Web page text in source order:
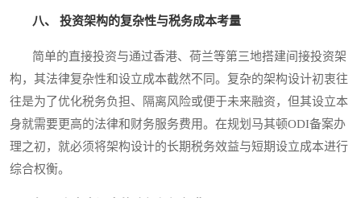
八、 投资架构的复杂性与税务成本考量
简单的直接投资与通过香港、荷兰等第三地搭建间接投资架
构，其法律复杂性和设立成本截然不同。复杂的架构设计初衷往
往是为了优化税务负担、隔离风险或便于未来融资，但其设立本
身就需要更高的法律和财务服务费用。在规划马其顿ODI备案办
理之初，就必须将架构设计的长期税务效益与短期设立成本进行
综合权衡。